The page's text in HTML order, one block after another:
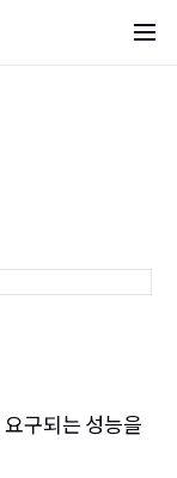
사이
구되는 성능을